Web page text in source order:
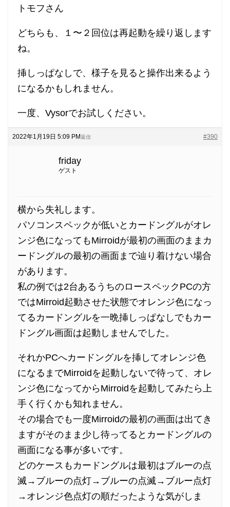
トモフさん
どちらも、１〜２回位は再起動を繰り返します
ね。
挿しっぱなしで、様子を見ると操作出来るよう
になるかもしれません。
一度、Vysorでお試しください。
2022年1月19日 5:09 PM #390
返信
friday
ゲスト
横から失礼します。
パソコンスペックが低いとカードングルがオレ
ンジ色になってもMirroidが最初の画面のままカ
ードングルの最初の画面まで辿り着けない場合
があります。
私の例では2台あるうちのロースペックPCの方
ではMirroid起動させた状態でオレンジ色になっ
てるカードングルを一晩挿しっぱなしでもカー
ドングル画面は起動しませんでした。
それかPCへカードングルを挿してオレンジ色
になるまでMirroidを起動しないで待って、オレ
ンジ色になってからMirroidを起動してみたら上
手く行くかも知れません。
その場合でも一度Mirroidの最初の画面は出てき
ますがそのまま少し待ってるとカードングルの
画面になる事が多いです。
どのケースもカードングルは最初はブルーの点
滅→ブルーの点灯→ブルーの点滅→ブルー点灯
→オレンジ色点灯の順だったような気がしま